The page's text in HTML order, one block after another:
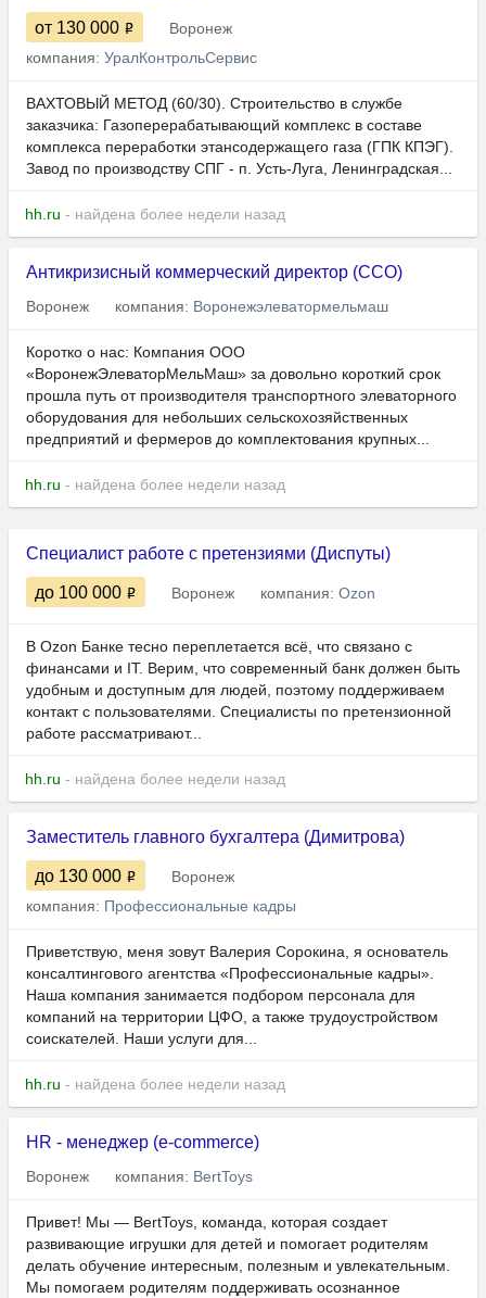
от 130 000
Воронеж
компания: УралКонтрольСервис
ВАХТОВЫЙ МЕТОД (60/30). Строительство в службе
заказчика: Газоперерабатывающий комплекс в составе
комплекса переработки этансодержащего газа (ГПК КПЭГ).
Завод по производству СПГ - п. Усть-Луга, Ленинградская...
hh.ru - найдена более недели назад
Антикризисный коммерческий директор (CCO)
Воронеж компания: Воронежэлеватормельмаш
Коротко о нас: Компания ООО
«ВоронежЭлеваторМельМаш» за довольно короткий срок
прошла путь от производителя транспортного элеваторного
оборудования для небольших сельскохозяйственных
предприятий и фермеров до комплектования крупных...
hh.ru - найдена более недели назад
Специалист работе с претензиями (Диспуты)
до 100 000 Воронеж компания: Ozon
В Ozon Банке тесно переплетается всё, что связано с
финансами и IT. Верим, что современный банк должен быть
удобным и доступным для людей, поэтому поддерживаем
контакт с пользователями. Специалисты по претензионной
работе рассматривают...
hh.ru - найдена более недели назад
Заместитель главного бухгалтера (Димитрова)
до 130 000
Воронеж
компания: Профессиональные кадры
Приветствую, меня зовут Валерия Сорокина, я основатель
консалтингового агентства «Профессиональные кадры».
Наша компания занимается подбором персонала для
компаний на территории ЦФО, а также трудоустройством
соискателей. Наши услуги для...
hh.ru - найдена более недели назад
HR - менеджер (e-commerce)
Воронеж компания: BertToys
Привет! Мы — BertToys, команда, которая создает
развивающие игрушки для детей и помогает родителям
делать обучение интересным, полезным и увлекательным.
Мы помогаем родителям поддерживать осознанное